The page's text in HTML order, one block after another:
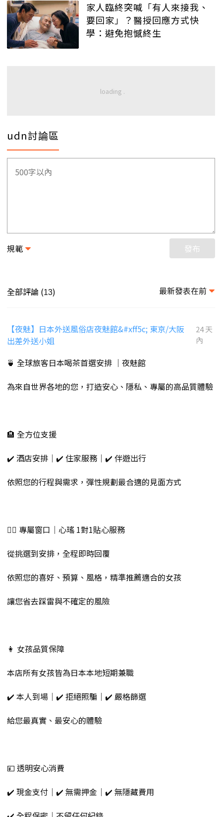
家人臨終突喊「有人來接我、
要回家」？醫授回應方式快
學：避免抱憾終生
udn討論區
規範 發布
全部評論 (13) 最新發表在前
【夜魅】日本外送風俗店夜魅館&#xff5c; 東京/大阪
出差外送小姐
24 天
內
🍵 全球旅客日本喝茶首選安排 ｜夜魅館
為來自世界各地的您，打造安心、隱私、專屬的高品質體驗
🏨 全方位支援
✔️ 酒店安排｜✔️ 住家服務｜✔️ 伴遊出行
依照您的行程與需求，彈性規劃最合適的見面方式
💁‍♀️ 專屬窗口｜心瑤 1對1貼心服務
從挑選到安排，全程即時回覆
依照您的喜好、預算、風格，精準推薦適合的女孩
讓您省去踩雷與不確定的風險
👩 女孩品質保障
本店所有女孩皆為日本本地短期兼職
✔️ 本人到場｜✔️ 拒絕照騙｜✔️ 嚴格篩選
給您最真實、最安心的體驗
💴 透明安心消費
✔️ 現金支付｜✔️ 無需押金｜✔️ 無隱藏費用